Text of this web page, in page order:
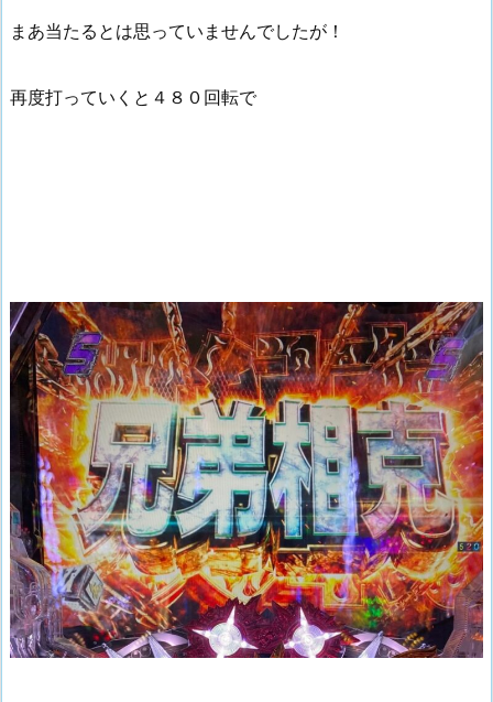
まあ当たるとは思っていませんでしたが！
再度打っていくと４８０回転で